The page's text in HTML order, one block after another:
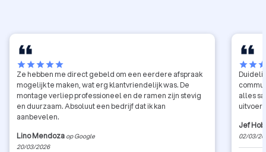
starstarstarstarstar
Ze hebben me direct gebeld om een eerdere afspraak
mogelijk te maken, wat erg klantvriendelijk was. De
montage verliep professioneel en de ramen zijn stevig
en duurzaam. Absoluut een bedrijf dat ik kan
aanbevelen.
Lino Mendoza op Google
20/03/2026
starstar
alles
Jef
02/03/